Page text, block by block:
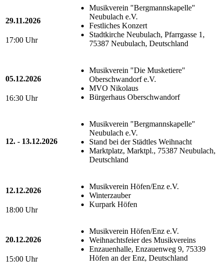
29.11.2026
17:00 Uhr
Musikverein "Bergmannskapelle"
Neubulach e.V.
Festliches Konzert
Stadtkirche Neubulach, Pfarrgasse 1,
75387 Neubulach, Deutschland
05.12.2026
16:30 Uhr
Musikverein "Die Musketiere"
Oberschwandorf e.V.
MVO Nikolaus
Bürgerhaus Oberschwandorf
12. - 13.12.2026
Musikverein "Bergmannskapelle"
Neubulach e.V.
Stand bei der Städtles Weihnacht
Marktplatz, Marktpl., 75387 Neubulach,
Deutschland
12.12.2026
18:00 Uhr
Musikverein Höfen/Enz e.V.
Winterzauber
Kurpark Höfen
20.12.2026
15:00 Uhr
Musikverein Höfen/Enz e.V.
Weihnachtsfeier des Musikvereins
Enzauenhalle, Enzauenweg 9, 75339
Höfen an der Enz, Deutschland